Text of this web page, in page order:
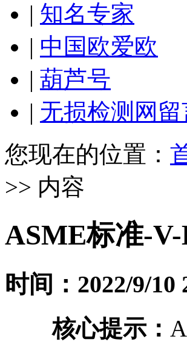
| 知名专家
| 中国欧爱欧
| 葫芦号
| 无损检测网
您现在的位置：
>> 内容
ASME标准-
时间：2022/9/10
核心提示：